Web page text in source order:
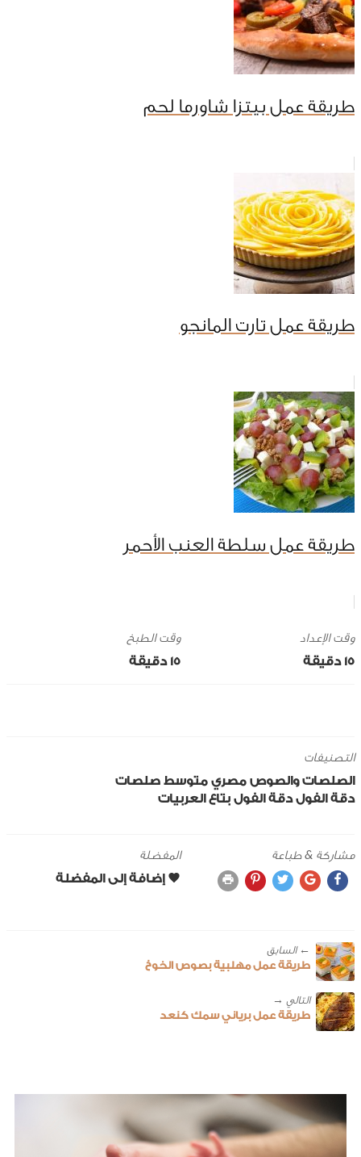
طريقة عمل بيتزا شاورما لحم
طريقة عمل تارت المانجو
طريقة عمل سلطة العنب الأحمر
وقت الإعداد
15 ‎دقيقة
وقت الطبخ
15 ‎دقيقة
التصنيفات
الصلصات والصوص مصري متوسط صلصات
دقة الفول دقة الفول بتاع العربيات
مشاركة & طباعة المفضلة
← ‎السابق
طريقة عمل مهلبية بصوص الخوخ
طريقة عمل برياني سمك كنعد